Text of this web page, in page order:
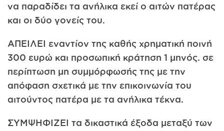
να παραδίδει τα ανήλικα εκεί ο αιτών πατέρας
και οι δύο γονείς του.
ΑΠΕΙΛΕΙ εναντίον της καθής χρηματική ποινή
300 ευρώ και προσωπική κράτηση 1 μηνός. σε
περίπτωση μη συμμόρφωσής της με την
απόφαση σχετικά με την επικοινωνία του
αιτούντος πατέρα με τα ανήλικα τέκνα.
ΣΥΜΨΗΦΙΖΕΙ τα δικαστικά έξοδα μεταξύ των